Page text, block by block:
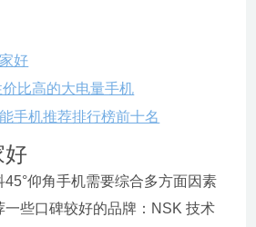
好
比高的大电量手机
手机推荐排行榜前十名
好
仰角手机需要综合多方面因素
一些口碑较好的品牌：NSK 技术